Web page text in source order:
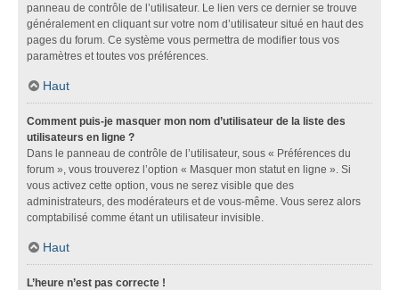
panneau de contrôle de l’utilisateur. Le lien vers ce dernier se trouve
généralement en cliquant sur votre nom d’utilisateur situé en haut des
pages du forum. Ce système vous permettra de modifier tous vos
paramètres et toutes vos préférences.
Haut
Comment puis-je masquer mon nom d’utilisateur de la liste des
utilisateurs en ligne ?
Dans le panneau de contrôle de l’utilisateur, sous « Préférences du
forum », vous trouverez l’option « Masquer mon statut en ligne ». Si
vous activez cette option, vous ne serez visible que des
administrateurs, des modérateurs et de vous-même. Vous serez alors
comptabilisé comme étant un utilisateur invisible.
Haut
L’heure n’est pas correcte !